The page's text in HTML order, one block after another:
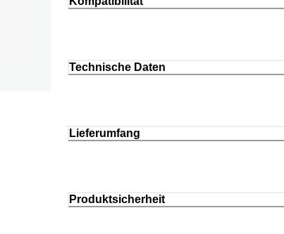
Technische Daten
Lieferumfang
Produktsicherheit